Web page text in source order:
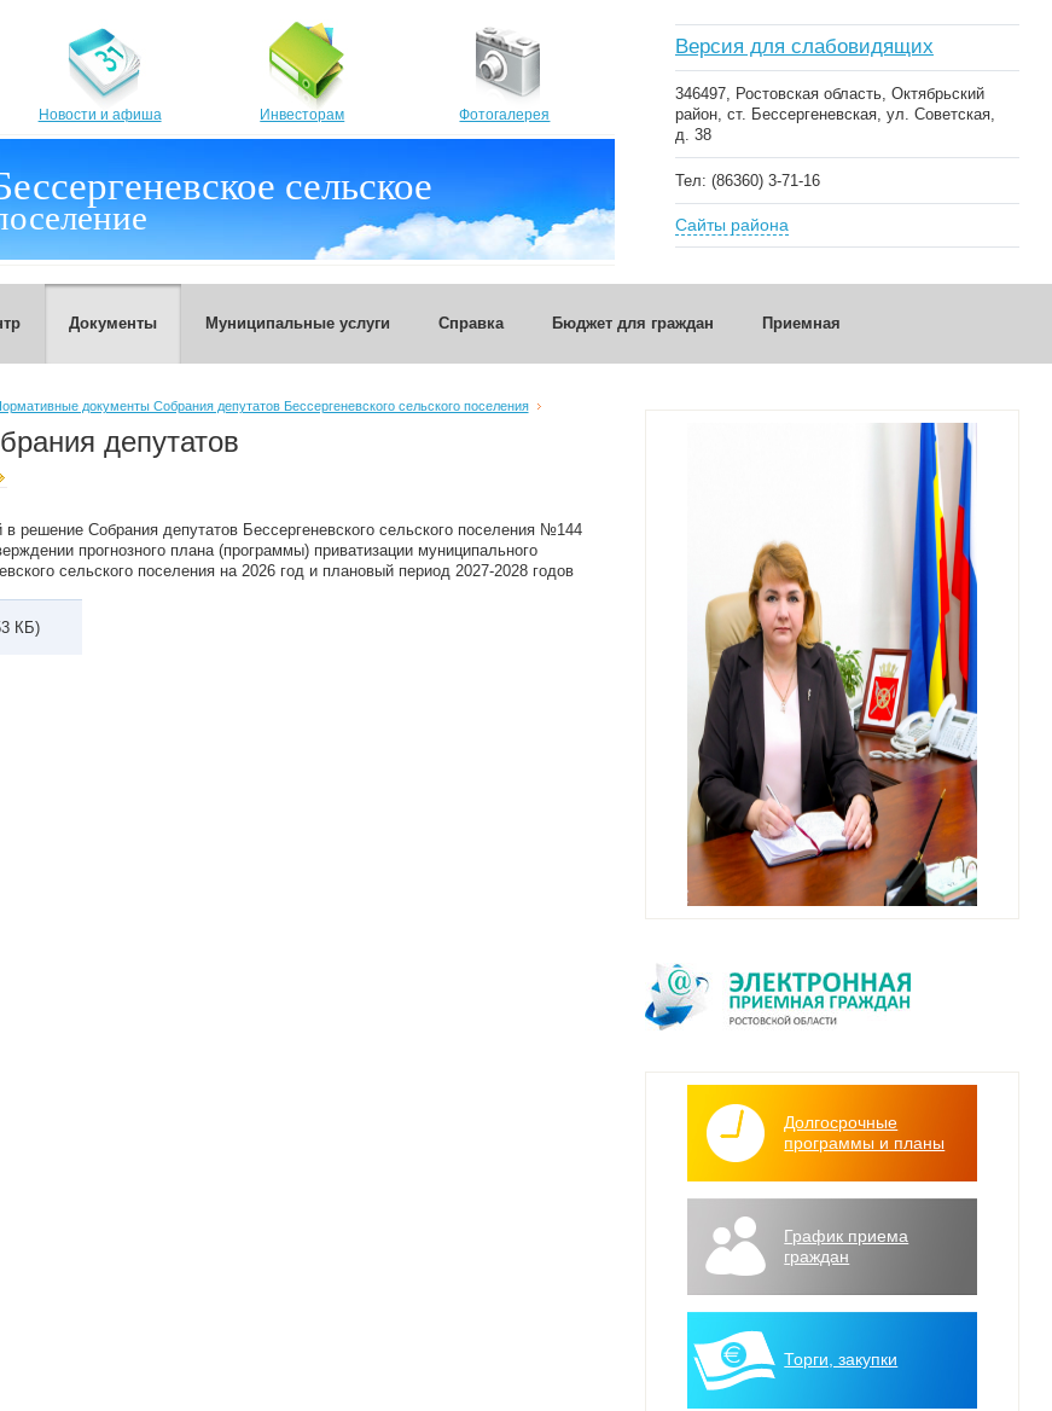
Новости и афиша Инвесторам Фотогалерея
сельское
Версия для слабовидящих
346497, Ростовская область, Октябрьский
район, ст. Бессергеневская, ул. Советская,
д. 38
Тел: (86360) 3-71-16
Сайты района
Документы Муниципальные услуги Справка Бюджет для граждан Приемная
документы Собрания депутатов Бессергеневского сельского поселения
депутатов
решение Собрания депутатов Бессергеневского сельского поселения №144
прогнозного плана (программы) приватизации муниципального
сельского поселения на 2026 год и плановый период 2027-2028 годов
КБ)
Долгосрочные
программы и планы
График приема
граждан
Торги, закупки